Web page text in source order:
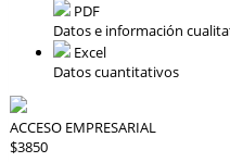
PDF
Datos e información
Excel
Datos cuantitativos
ACCESO EMPRESARIAL
$3850